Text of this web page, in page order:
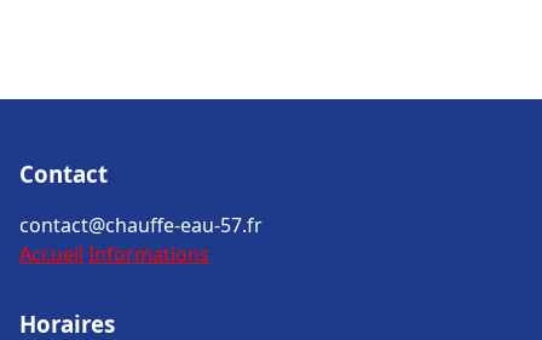
Contact
contact@chauffe-eau-57.fr
Accueil Informations
Horaires